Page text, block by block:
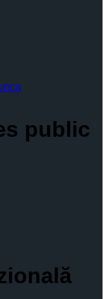
public